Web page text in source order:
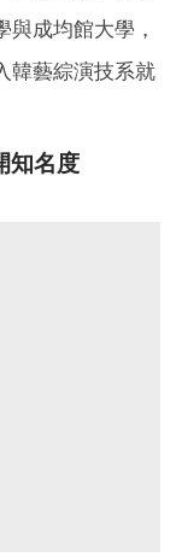
成均館大學，
韓藝綜演技系就
知名度